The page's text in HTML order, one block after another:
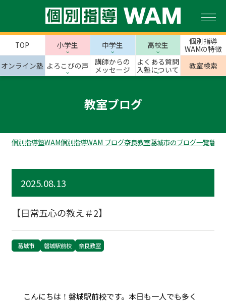
TOP 小学生 中学生 高校生
個別指導
WAMの特徴
オンライン塾 よろこびの声
講師からの
メッセージ
よくある質問
入塾について
教室検索
教室ブログ
個別指導塾WAM個別指導WAM ブログ奈良教室葛城市のブログ一覧磐城
2025.08.13
【日常五心の教え＃2】
葛城市 磐城駅前校 奈良教室
こんにちは！磐城駅前校です。本日も一人でも多く